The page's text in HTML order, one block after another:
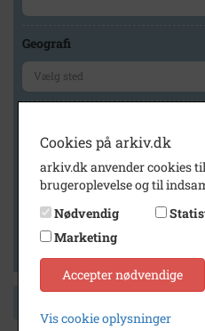
Geografi
Vis kun med billeder
Vis kun med filmklip
Vis kun med kilder
Cookies på arkiv.dk
arkiv.dk anvender cookies
brugeroplevelse og til
Nødvendig
Marketing
Accepter nødvendige
Vis cookie oplysninger